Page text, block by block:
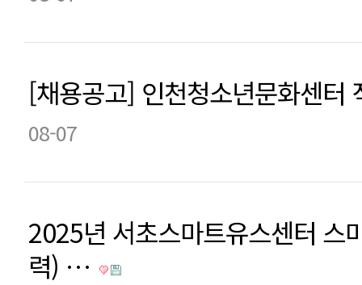
[채용공고] 인천청소년문화센터
08-07
2025년 서초스마트유스센터 스
력) …